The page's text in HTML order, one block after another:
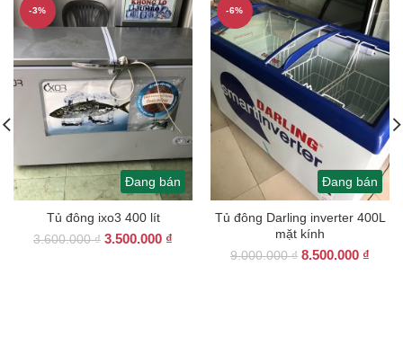
Đang bán
-3%
Tủ đông ixo3 400 lít
3.600.000₫ Giá
3.500.000 ₫
Đang bán
-6%
Tủ đông Darling inverter 400L
mặt kính
9.000.000₫ Giá
8.500.000 ₫